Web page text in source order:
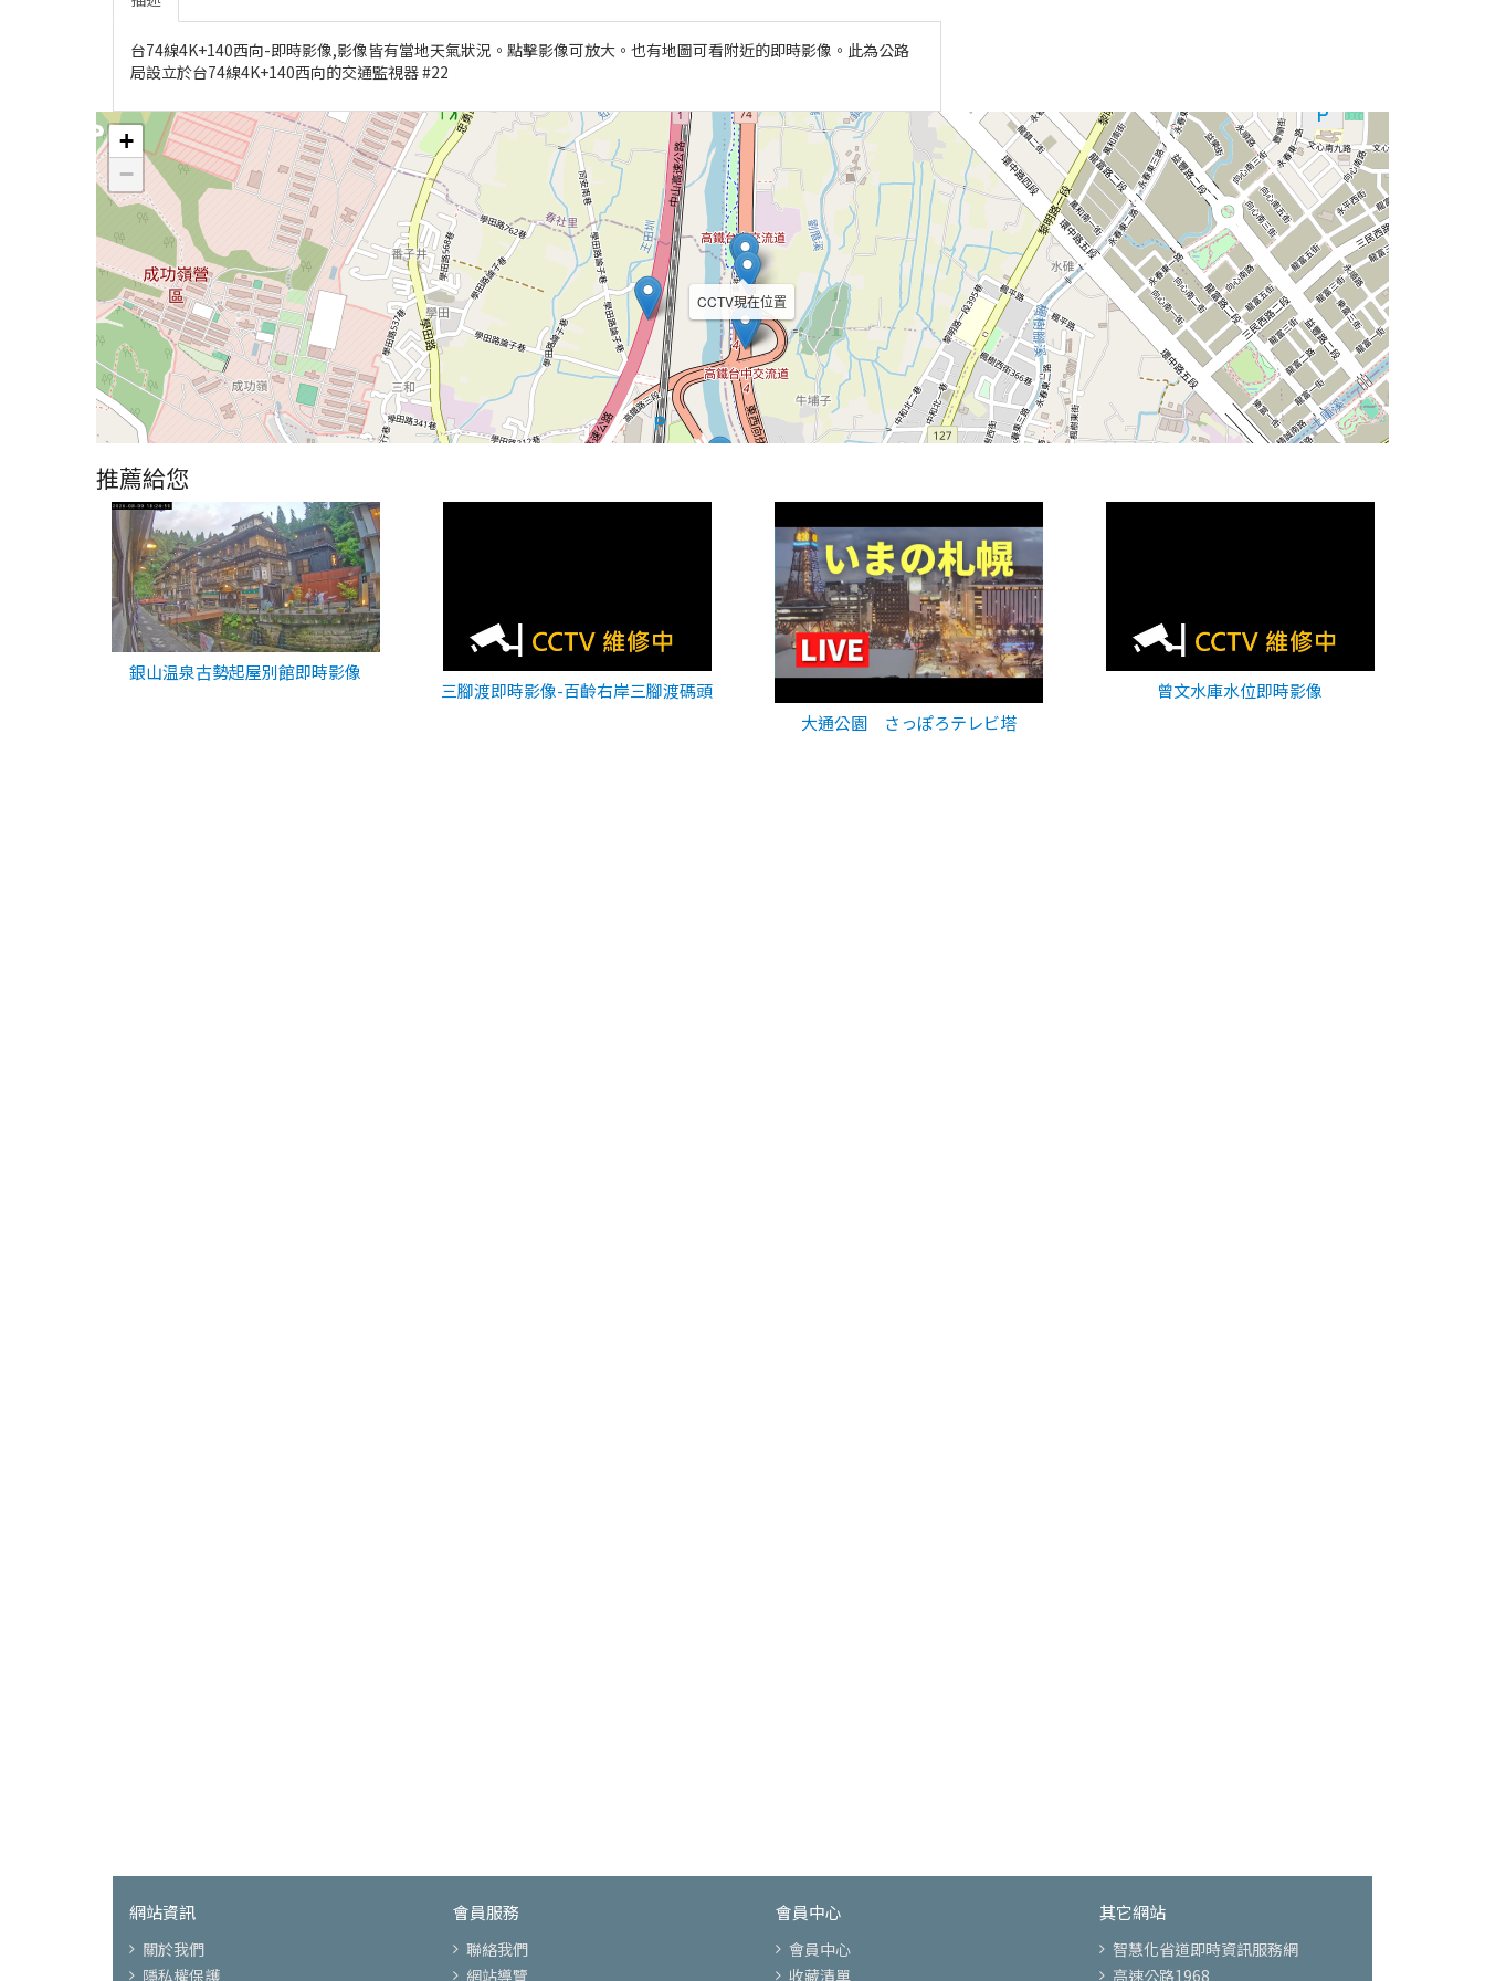
台74線4K+140西向-即時影像,影像皆有當地天氣狀況。點擊影像可放大。也有地圖可看附近的即時影像。此為公路
局設立於台74線4K+140西向的交通監視器 #22
CCTV現在位置
+
−
推薦給您
銀山温泉古勢起屋別館即時影像
三腳渡即時影像-百齡右岸三腳渡碼頭
大通公園 さっぽろテレビ塔
曾文水庫水位即時影像
網站資訊
關於我們
隱私權保護
會員服務
聯絡我們
網站導覽
會員中心
會員中心
收藏清單
其它網站
智慧化省道即時資訊服務網
高速公路1968